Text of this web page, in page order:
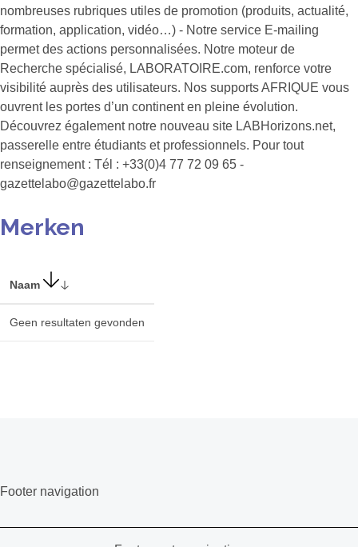
nombreuses rubriques utiles de promotion (produits, actualité,
formation, application, vidéo…) - Notre service E-mailing
permet des actions personnalisées. Notre moteur de
Recherche spécialisé, LABORATOIRE.com, renforce votre
visibilité auprès des utilisateurs. Nos supports AFRIQUE vous
ouvrent les portes d’un continent en pleine évolution.
Découvrez également notre nouveau site LABHorizons.net,
passerelle entre étudiants et professionnels. Pour tout
renseignement : Tél : +33(0)4 77 72 09 65 -
gazettelabo@gazettelabo.fr
Merken
Naam
Geen resultaten gevonden
Footer navigation